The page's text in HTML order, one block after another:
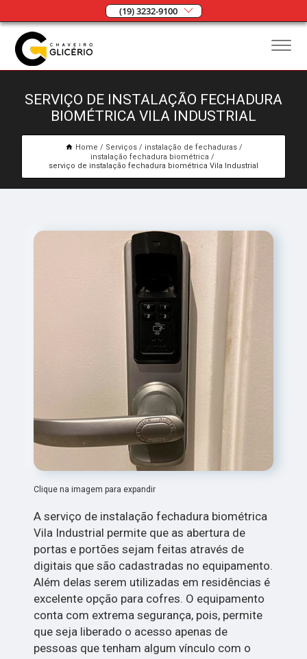
(19) 3232-9100
SERVIÇO DE INSTALAÇÃO FECHADURA
BIOMÉTRICA VILA INDUSTRIAL
Home Serviços
instalação de fechaduras
instalação fechadura biométrica
serviço de instalação fechadura biométrica Vila Industrial
Clique na imagem para expandir
A serviço de instalação fechadura biométrica
Vila Industrial permite que as abertura de
portas e portões sejam feitas através de
digitais que são cadastradas no equipamento.
Além delas serem utilizadas em residências é
excelente opção para cofres. O equipamento
conta com extrema segurança, pois, permite
que seja liberado o acesso apenas de
pessoas que tenham algum vínculo com o